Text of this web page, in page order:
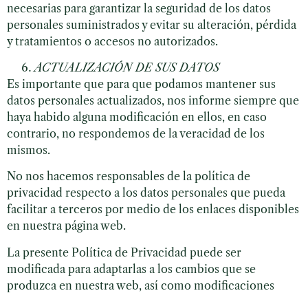
necesarias para garantizar la seguridad de los datos
personales suministrados y evitar su alteración, pérdida
y tratamientos o accesos no autorizados.
ACTUALIZACIÓN DE SUS DATOS
Es importante que para que podamos mantener sus
datos personales actualizados, nos informe siempre que
haya habido alguna modificación en ellos, en caso
contrario, no respondemos de la veracidad de los
mismos.
No nos hacemos responsables de la política de
privacidad respecto a los datos personales que pueda
facilitar a terceros por medio de los enlaces disponibles
en nuestra página web.
La presente Política de Privacidad puede ser
modificada para adaptarlas a los cambios que se
produzca en nuestra web, así como modificaciones